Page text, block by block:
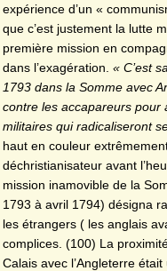
expérience d’un «
que c’est justement la lutte
première mission en
dans l’exagération. « C’est
1793 dans la Somme avec
contre les accapareurs pour
militaires qui radicaliseront
haut en couleur
déchristianisateur avant
mission inamovible de la
1793 à avril 1794) désigna
les étrangers ( les anglais
complices. (100) La
Calais avec l’Angleterre